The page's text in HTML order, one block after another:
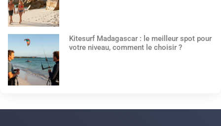
Kitesurf Madagascar : le meilleur spot pour
votre niveau, comment le choisir ?